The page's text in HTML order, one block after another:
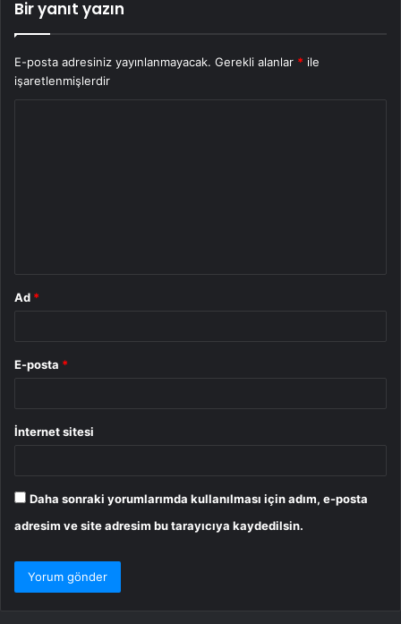
Bir yanıt yazın
E-posta adresiniz yayınlanmayacak. Gerekli alanlar * ile
işaretlenmişlerdir
Ad *
E-posta *
İnternet sitesi
Daha sonraki yorumlarımda kullanılması için adım, e-posta
adresim ve site adresim bu tarayıcıya kaydedilsin.